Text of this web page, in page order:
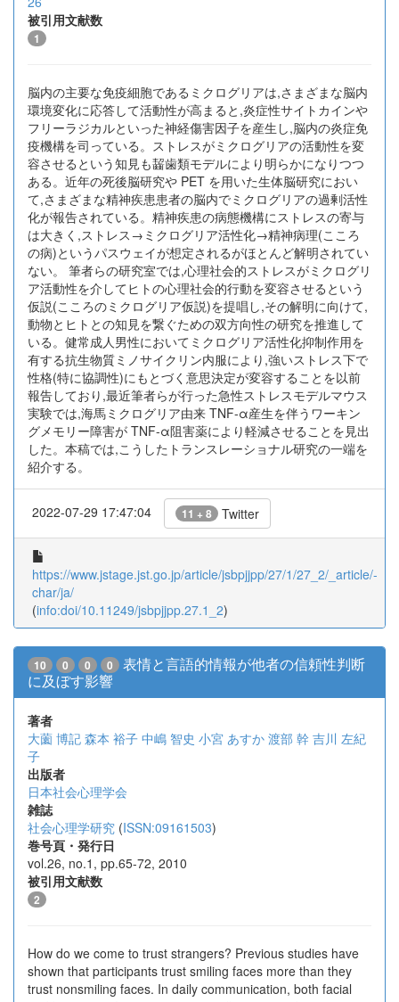
被引用文献数
1
脳内の主要な免疫細胞であるミクログリアは,さまざまな脳内
環境変化に応答して活動性が高まると,炎症性サイトカインや
フリーラジカルといった神経傷害因子を産生し,脳内の炎症免
疫機構を司っている。ストレスがミクログリアの活動性を変
容させるという知見も齧歯類モデルにより明らかになりつつ
ある。近年の死後脳研究や PET を用いた生体脳研究におい
て,さまざまな精神疾患患者の脳内でミクログリアの過剰活性
化が報告されている。精神疾患の病態機構にストレスの寄与
は大きく,ストレス→ミクログリア活性化→精神病理(こころ
の病)というパスウェイが想定されるがほとんど解明されてい
ない。 筆者らの研究室では,心理社会的ストレスがミクログリ
ア活動性を介してヒトの心理社会的行動を変容させるという
仮説(こころのミクログリア仮説)を提唱し,その解明に向けて,
動物とヒトとの知見を繋ぐための双方向性の研究を推進して
いる。健常成人男性においてミクログリア活性化抑制作用を
有する抗生物質ミノサイクリン内服により,強いストレス下で
性格(特に協調性)にもとづく意思決定が変容することを以前
報告しており,最近筆者らが行った急性ストレスモデルマウス
実験では,海馬ミクログリア由来 TNF-α産生を伴うワーキン
グメモリー障害が TNF-α阻害薬により軽減させることを見出
した。本稿では,こうしたトランスレーショナル研究の一端を
紹介する。
2022-07-29 17:47:04 11 + 8 Twitter
https://www.jstage.jst.go.jp/article/jsbpjjpp/27/1/27_2/_article/-
char/ja/
(info:doi/10.11249/jsbpjjpp.27.1_2)
10 0 0 0
表情と言語的情報が他者の信頼性判断
に及ぼす影響
著者
大薗 博記 森本 裕子 中嶋 智史 小宮 あすか 渡部 幹 吉川 左紀
子
出版者
日本社会心理学会
雑誌
社会心理学研究 (ISSN:09161503)
巻号頁・発行日
vol.26, no.1, pp.65-72, 2010
被引用文献数
2
How do we come to trust strangers? Previous studies have
shown that participants trust smiling faces more than they
trust nonsmiling faces. In daily communication, both facial